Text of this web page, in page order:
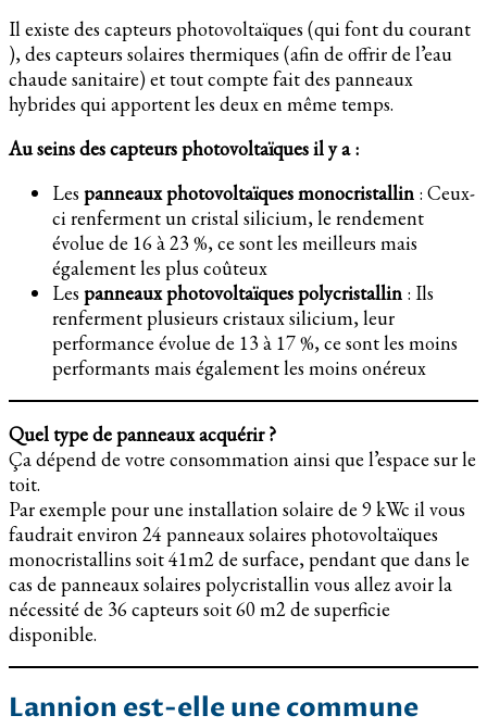
Il existe des capteurs photovoltaïques (qui font du courant
), des capteurs solaires thermiques (afin de offrir de l’eau
chaude sanitaire) et tout compte fait des panneaux
hybrides qui apportent les deux en même temps.
Au seins des capteurs photovoltaïques il y a :
Les panneaux photovoltaïques monocristallin : Ceux-
ci renferment un cristal silicium, le rendement
évolue de 16 à 23 %, ce sont les meilleurs mais
également les plus coûteux
Les panneaux photovoltaïques polycristallin : Ils
renferment plusieurs cristaux silicium, leur
performance évolue de 13 à 17 %, ce sont les moins
performants mais également les moins onéreux
Quel type de panneaux acquérir ?
Ça dépend de votre consommation ainsi que l’espace sur le
toit.
Par exemple pour une installation solaire de 9 kWc il vous
faudrait environ 24 panneaux solaires photovoltaïques
monocristallins soit 41m2 de surface, pendant que dans le
cas de panneaux solaires polycristallin vous allez avoir la
nécessité de 36 capteurs soit 60 m2 de superficie
disponible.
Lannion est-elle une commune